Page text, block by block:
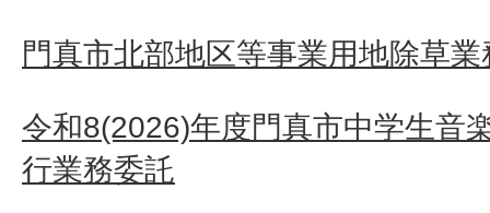
門真市北部地区等事業用地除草業
令和8(2026)年度門真市中学生音
行業務委託